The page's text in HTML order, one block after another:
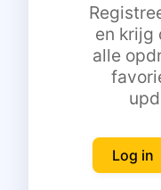
en krijg
alle
Log in